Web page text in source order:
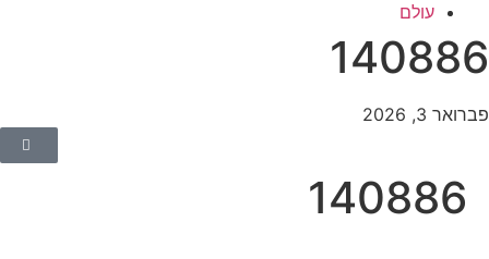
עולם
3, 2026
140886